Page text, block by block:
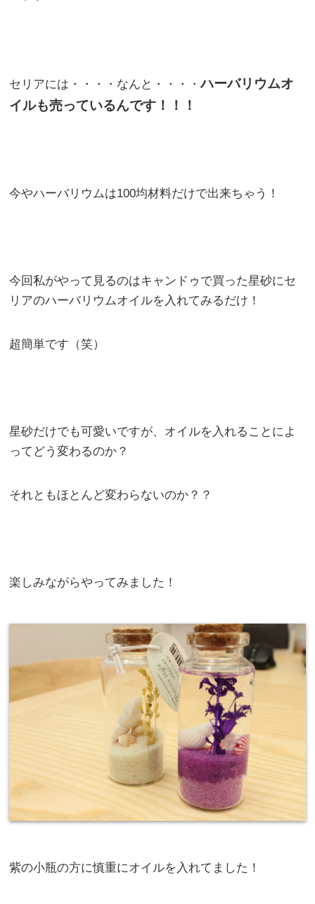
セリアには・・・・なんと・・・・ハーバリウムオ
イルも売っているんです！！！
今やハーバリウムは100均材料だけで出来ちゃう！
今回私がやって見るのはキャンドゥで買った星砂にセ
リアのハーバリウムオイルを入れてみるだけ！
超簡単です（笑）
星砂だけでも可愛いですが、オイルを入れることによ
ってどう変わるのか？
それともほとんど変わらないのか？？
楽しみながらやってみました！
紫の小瓶の方に慎重にオイルを入れてました！